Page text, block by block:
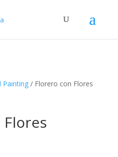
Painting/ Florero con Flores